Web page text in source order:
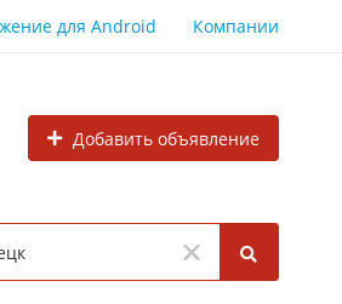
для Android Компании
Добавить объявление